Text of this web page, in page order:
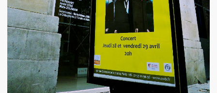
DUVALL") dans le videoclip scopitone "PATRICIA"
le 29 octobre 2016 au Trianon : compte rendu.
DUVALL", Freaksville, 2016) et CHRISSIE HYNDE
OF A GUN (JACQUES SERIS, PASCAL SAUMADE)